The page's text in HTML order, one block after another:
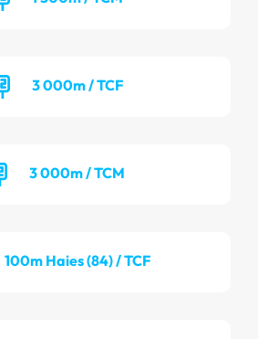
3 000m / TCF
3 000m / TCM
100m Haies (84) / TCF